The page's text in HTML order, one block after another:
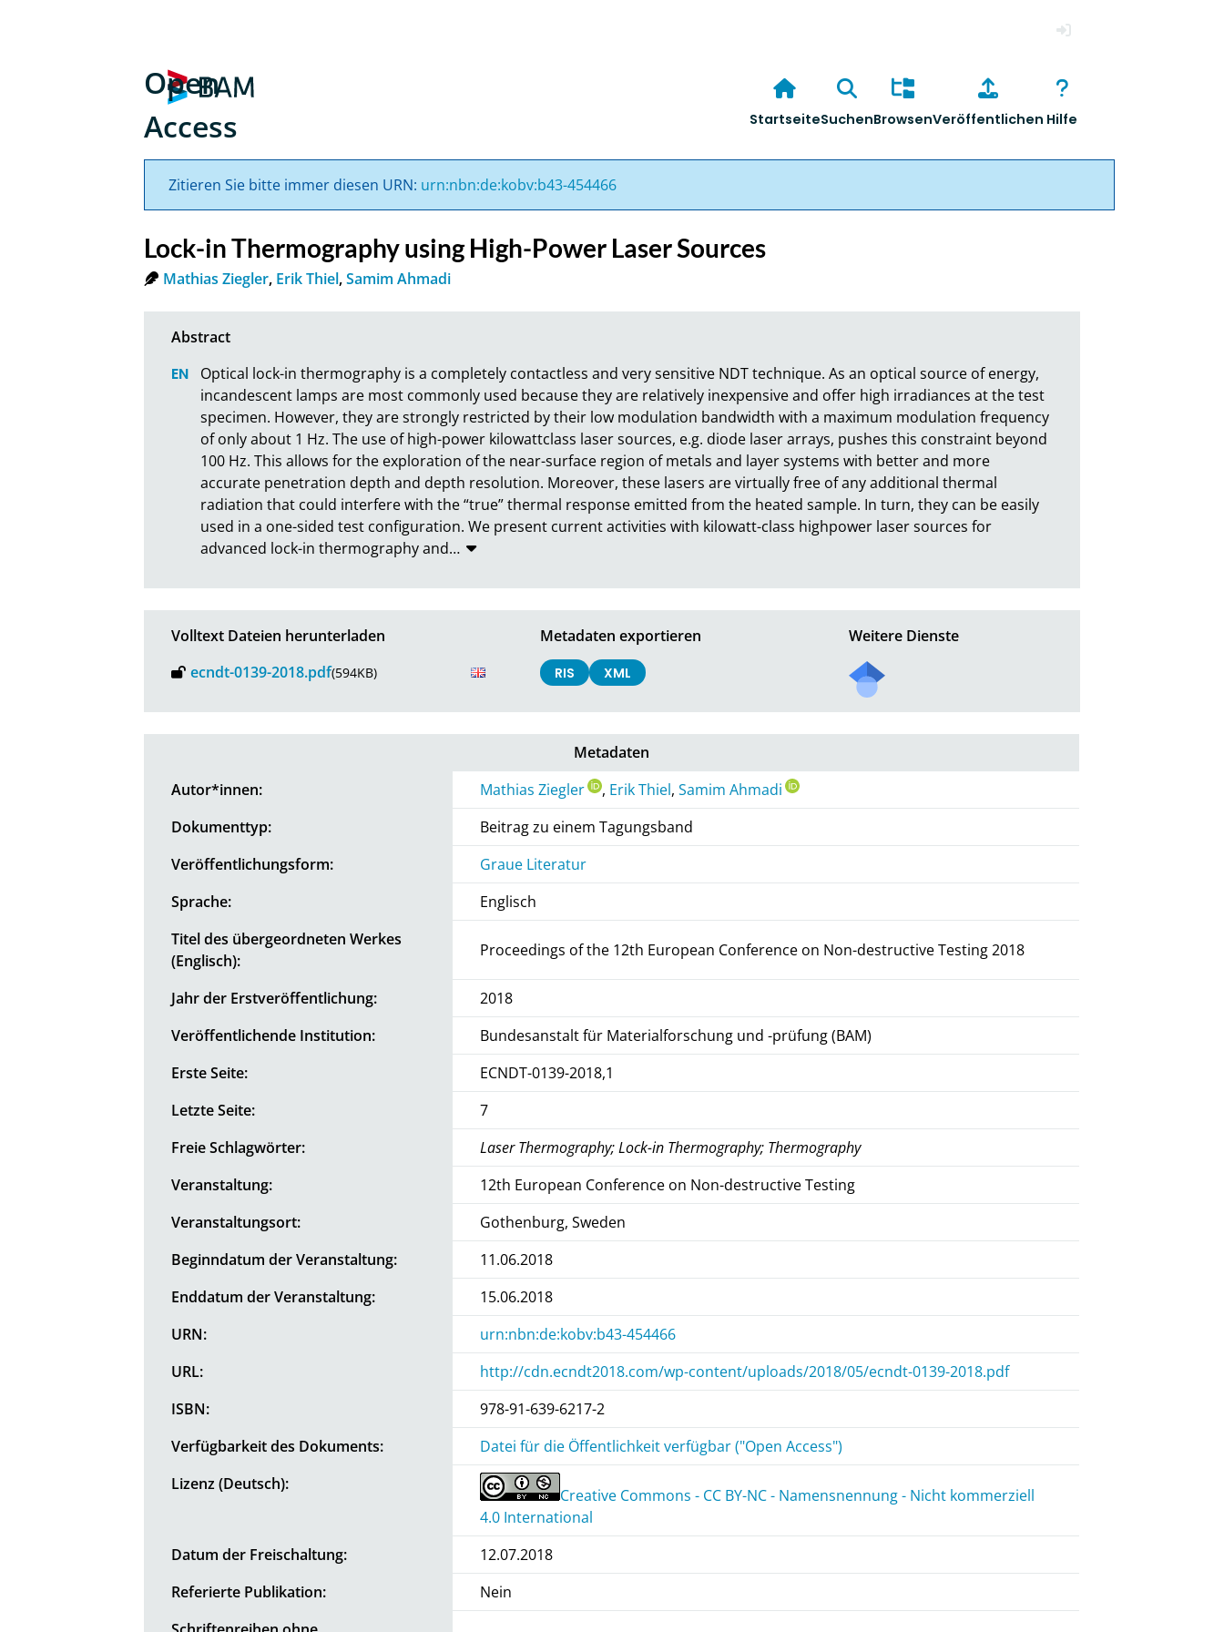
Open
Access
StartseiteSuchenBrowsenVeröffentlichen Hilfe
Zitieren Sie bitte immer diesen URN: urn:nbn:de:kobv:b43-454466
Lock-in Thermography using High-Power Laser Sources
Mathias Ziegler, Erik Thiel,Samim Ahmadi
Optical lock-in thermography is a completely contactless and very sensitive NDT technique. As an optical source of energy,
incandescent lamps are most commonly used because they are relatively inexpensive and offer high irradiances at the test
specimen. However, they are strongly restricted by their low modulation bandwidth with a maximum modulation frequency
of only about 1 Hz. The use of high-power kilowattclass laser sources, e.g. diode laser arrays, pushes this constraint beyond
100 Hz. This allows for the exploration of the near-surface region of metals and layer systems with better and more
accurate penetration depth and depth resolution. Moreover, these lasers are virtually free of any additional thermal
radiation that could interfere with the “true” thermal response emitted from the heated sample. In turn, they can be easily
used in a one-sided test configuration. We present current activities with kilowatt-class highpower laser sources for
advanced lock-in thermography and…
Volltext Dateien herunterladen
ecndt-0139-2018.pdf(594KB)
Metadaten exportieren
RIS XML
Weitere Dienste
Metadaten
Autor*innen:
Mathias Ziegler , Erik Thiel,Samim Ahmadi
Dokumenttyp:
Beitrag zu einem Tagungsband
Veröffentlichungsform:
Graue Literatur
Sprache:
Englisch
Titel des übergeordneten Werkes
(Englisch):
Proceedings of the 12th European Conference on Non-destructive Testing 2018
Jahr der Erstveröffentlichung:
2018
Veröffentlichende Institution:
Bundesanstalt für Materialforschung und -prüfung (BAM)
Erste Seite:
ECNDT-0139-2018,1
Letzte Seite:
7
Freie Schlagwörter:
Laser Thermography; Lock-in Thermography; Thermography
Veranstaltung:
12th European Conference on Non-destructive Testing
Veranstaltungsort:
Gothenburg, Sweden
Beginndatum der Veranstaltung:
11.06.2018
Enddatum der Veranstaltung:
15.06.2018
URN:
urn:nbn:de:kobv:b43-454466
URL:
http://cdn.ecndt2018.com/wp-content/uploads/2018/05/ecndt-0139-2018.pdf
ISBN:
978-91-639-6217-2
Verfügbarkeit des Dokuments:
Datei für die Öffentlichkeit verfügbar ("Open Access")
Lizenz (Deutsch):
Creative Commons - CC BY-NC - Namensnennung - Nicht kommerziell
4.0 International
Datum der Freischaltung:
12.07.2018
Referierte Publikation:
Nein